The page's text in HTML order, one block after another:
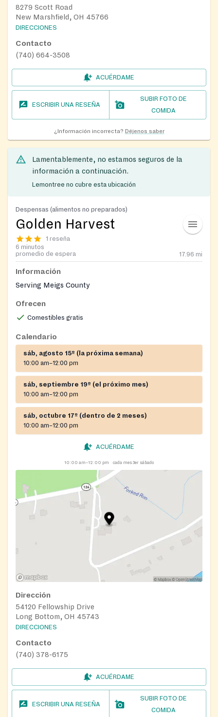
8279 Scott Road
New Marshfield, OH 45766
DIRECCIONES
Contacto
(740) 664-3508
ACUÉRDAME
ESCRIBIR UNA RESEÑA
SUBIR FOTO DE
COMIDA
¿Información incorrecta? Déjenos saber
Lamentablemente, no estamos seguros de la
información a continuación.
Lemontree no cubre esta ubicación
Despensas (alimentos no preparados)
Golden Harvest
1 reseña
6 minutos
promedio de espera
17.96 mi
Información
Serving Meigs County
Ofrecen
Comestibles gratis
Calendario
sáb, agosto 15º (la próxima semana)
10:00 am–12:00 pm
sáb, septiembre 19º (el próximo mes)
10:00 am–12:00 pm
sáb, octubre 17º (dentro de 2 meses)
10:00 am–12:00 pm
ACUÉRDAME
10:00 am–12:00 pm cada mes 3er sábado
Dirección
54120 Fellowship Drive
Long Bottom, OH 45743
DIRECCIONES
Contacto
(740) 378-6175
ACUÉRDAME
ESCRIBIR UNA RESEÑA
SUBIR FOTO DE
COMIDA